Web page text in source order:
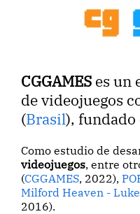
CGGAMES es un
de videojuegos
(Brasil), fundado
Como estudio de
videojuegos, entre
(CGGAMES, 2022),
Milford Heaven -
2016).